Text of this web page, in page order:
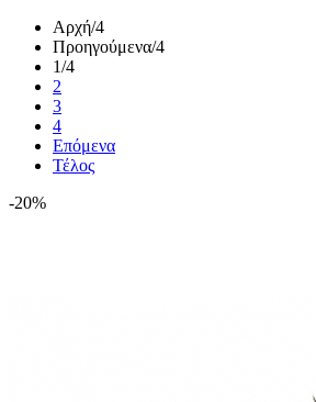
Αρχή/4
Προηγούμενα/4
1/4
2
3
4
Επόμενα
Τέλος
-20%